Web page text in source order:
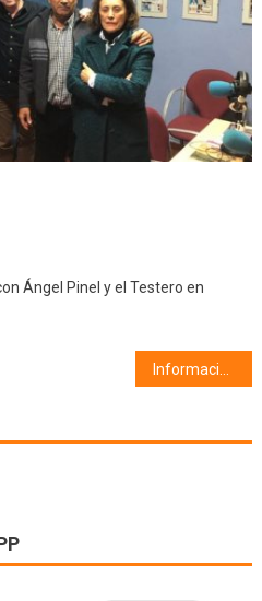
Ángel Pinel y el Testero en
Información Municipal (24/04/20)